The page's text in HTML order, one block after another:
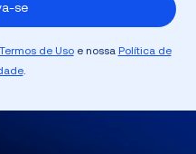
Termos de Usoe nossa Política de
.